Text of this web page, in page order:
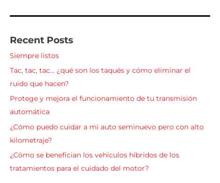
Recent Posts
Siempre listos
Tac, tac, tac… ¿qué son los taqués y cómo eliminar el
ruido que hacen?
Protege y mejora el funcionamiento de tu transmisión
automática
¿Cómo puedo cuidar a mi auto seminuevo pero con alto
kilometraje?
¿Cómo se benefician los vehículos híbridos de los
tratamientos para el cuidado del motor?